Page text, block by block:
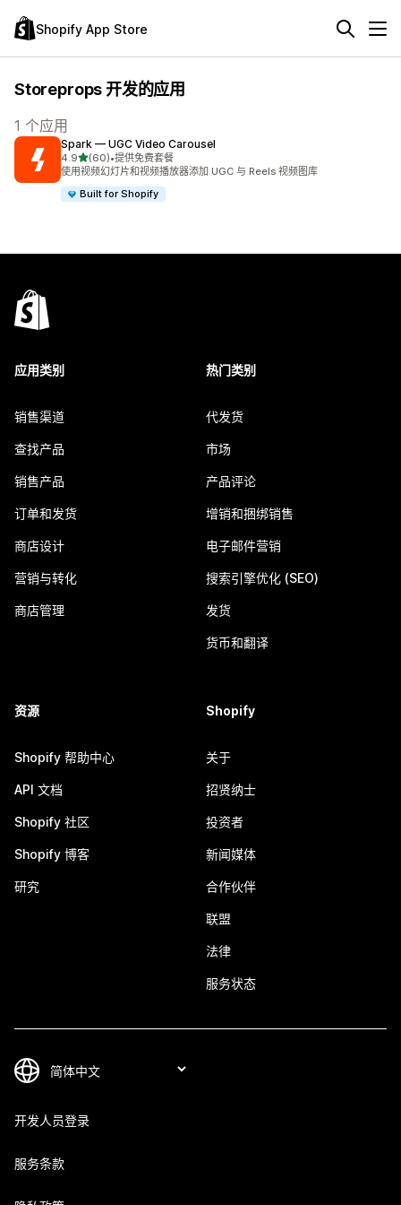
Shopify App Store
Storeprops 开发的应用
1 个应用
Spark — UGC Video Carousel
4.9星（满分 5 星）
(60)
总共 60 条评论
•提供免费套餐
使用视频幻灯片和视频播放器添加 UGC 与 Reels 视频图库
Built for Shopify
应用类别
销售渠道
查找产品
销售产品
订单和发货
商店设计
营销与转化
商店管理
热门类别
代发货
市场
产品评论
增销和捆绑销售
电子邮件营销
搜索引擎优化 (SEO)
发货
货币和翻译
资源
Shopify 帮助中心
API 文档
Shopify 社区
Shopify 博客
研究
Shopify
关于
招贤纳士
投资者
新闻媒体
合作伙伴
联盟
法律
服务状态
开发人员登录
服务条款